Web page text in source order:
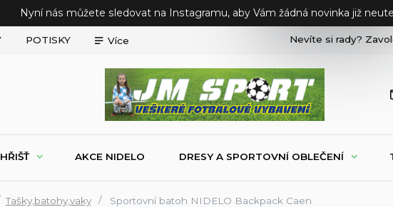
Nyní nás můžete sledovat na Instagramu, aby Vám žádná novinka již
POTISKY Více Nevíte si rady?
AKCE NIDELO DRESY A SPORTOVNÍ OBLEČENÍ
Tašky,batohy,vaky Sportovní batoh NIDELO Backpack Caen